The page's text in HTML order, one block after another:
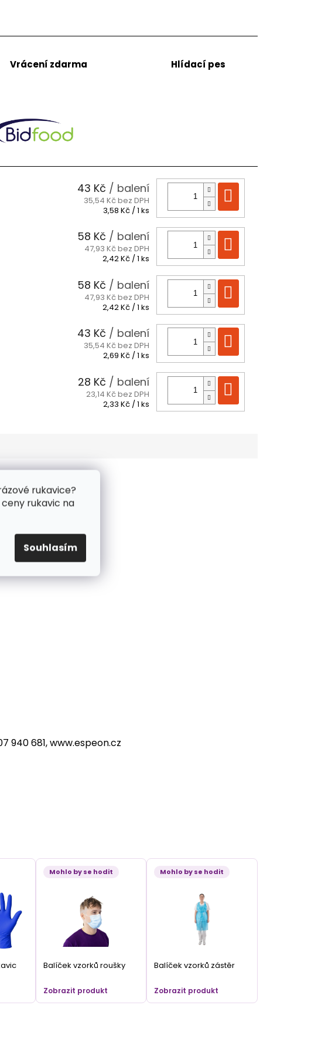
rukavice?
rukavic na
Souhlasím
Vrácení zdarma Hlídací pes
43 Kč / balení
35,54 Kč bez DPH
Měrná
3,58 Kč / 1 ks
58 Kč / balení
47,93 Kč bez DPH
Měrná
2,42 Kč / 1 ks
58 Kč / balení
47,93 Kč bez DPH
Měrná
2,42 Kč / 1 ks
43 Kč / balení
35,54 Kč bez DPH
Měrná
2,69 Kč / 1 ks
28 Kč / balení
23,14 Kč bez DPH
Měrná
2,33 Kč / 1 ks
940 681, www.espeon.cz
Mohlo by se hodit
Balíček vzorků roušky
Zobrazit produkt
Mohlo by se hodit
Balíček vzorků zástěr
Zobrazit produkt